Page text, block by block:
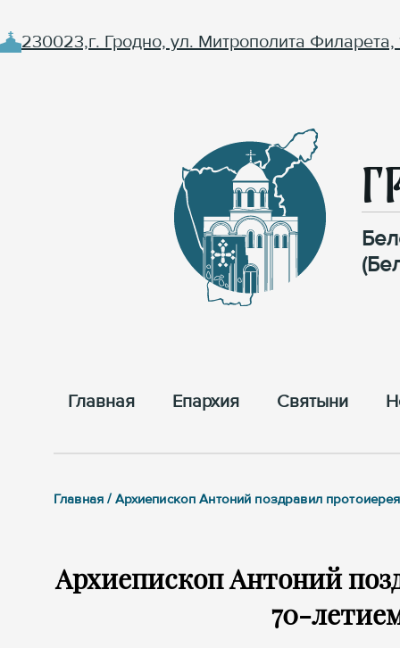
230023,г. Гродно, ул. Митрополита Филарета,
Главная Епархия Cвятыни
Главная / Архиепископ Антоний поздравил
Архиепископ Антоний
70-